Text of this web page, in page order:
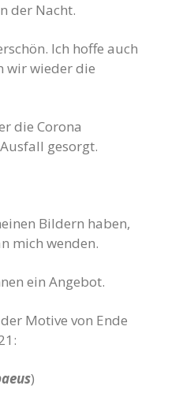
der Nacht.
Ich hoffe auch
wir wieder die
die Corona
gesorgt.
Bildern haben,
mich wenden.
ein Angebot.
Motive von Ende
)